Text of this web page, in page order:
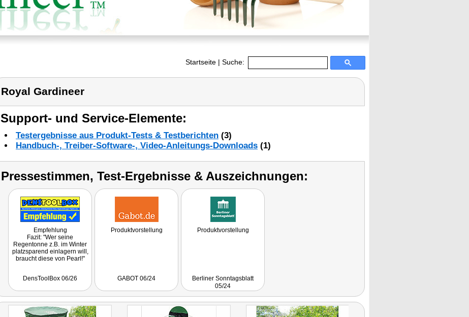
Startseite | Suche:
Royal Gardineer
Support- und Service-Elemente:
Testergebnisse aus Produkt-Tests & Testberichten (3)
Handbuch-, Treiber-Software-, Video-Anleitungs-Downloads (1)
Pressestimmen, Test-Ergebnisse & Auszeichnungen:
Empfehlung
Fazit: "Wer seine
Regentonne z.B. im Winter
platzsparend einlagern will,
braucht diese von Pearl!"
DensToolBox 06/26
Produktvorstellung
GABOT 06/24
Produktvorstellung
Berliner Sonntagsblatt
05/24